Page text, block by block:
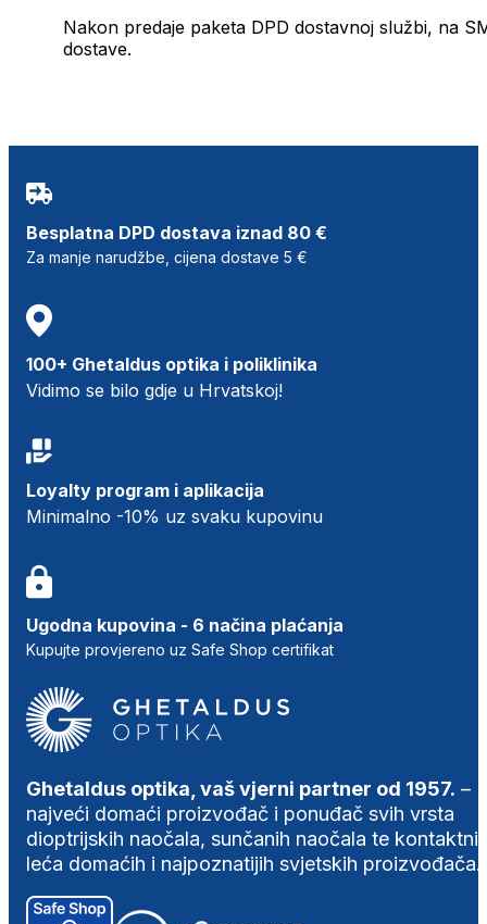
Nakon predaje paketa DPD dostavnoj službi, na
dostave.
Besplatna DPD dostava iznad 80 €
Za manje narudžbe, cijena dostave 5 €
100+ Ghetaldus optika i poliklinika
Vidimo se bilo gdje u Hrvatskoj!
Loyalty program i aplikacija
Minimalno -10% uz svaku kupovinu
Ugodna kupovina - 6 načina plaćanja
Kupujte provjereno uz Safe Shop certifikat
Ghetaldus optika, vaš vjerni partner od 1957. –
najveći domaći proizvođač i ponuđač svih vrsta
dioptrijskih naočala, sunčanih naočala te
leća domaćih i najpoznatijih svjetskih proizvođača.